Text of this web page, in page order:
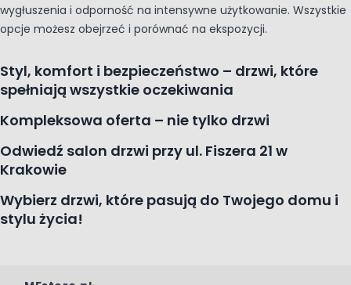
wygłuszenia i odporność na intensywne użytkowanie. Wszystkie
opcje możesz obejrzeć i porównać na ekspozycji.
Styl, komfort i bezpieczeństwo – drzwi, które
spełniają wszystkie oczekiwania
Kompleksowa oferta – nie tylko drzwi
Odwiedź salon drzwi przy ul. Fiszera 21 w
Krakowie
Wybierz drzwi, które pasują do Twojego domu i
stylu życia!